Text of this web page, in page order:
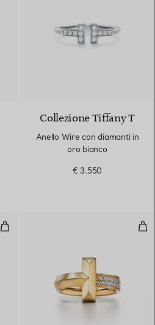
Collezione Tiffany T
Anello Wire con diamanti in
oro bianco
€ 3.550
Anello a due giri in oro giallo e